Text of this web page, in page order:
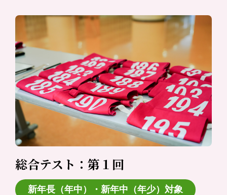
総合テスト：第１回
新年長（年中）・新年中（年少）対象